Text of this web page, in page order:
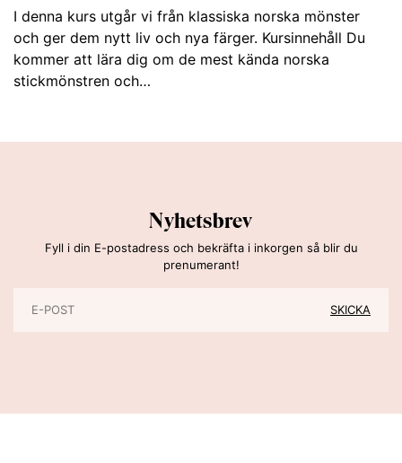
I denna kurs utgår vi från klassiska norska mönster
och ger dem nytt liv och nya färger. Kursinnehåll Du
kommer att lära dig om de mest kända norska
stickmönstren och…
Nyhetsbrev
Fyll i din E-postadress och bekräfta i inkorgen så blir du
prenumerant!